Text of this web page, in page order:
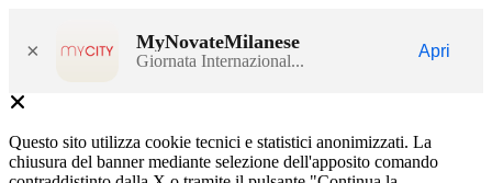
× MyNovateMilanese
Giornata Internazional...
Apri
Questo sito utilizza cookie tecnici e statistici anonimizzati. La
chiusura del banner mediante selezione dell'apposito comando